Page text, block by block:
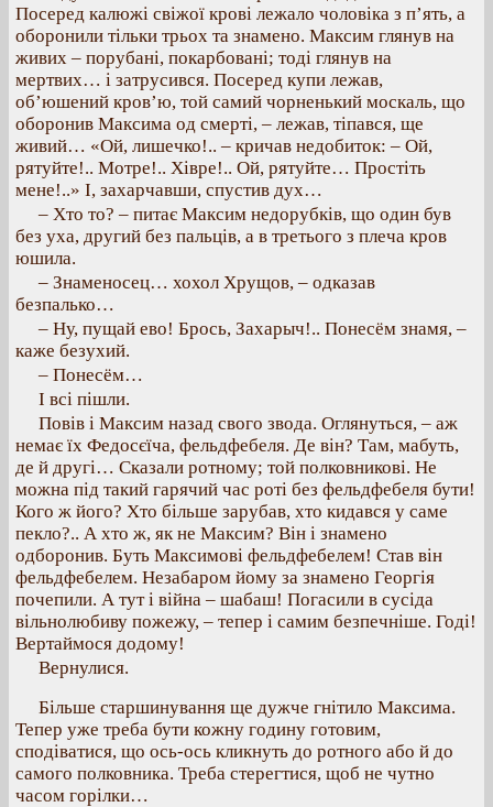
Посеред калюжі свіжої крові лежало чоловіка з п’ять, а
оборонили тільки трьох та знамено. Максим глянув на
живих – порубані, покарбовані; тоді глянув на
мертвих… і затрусився. Посеред купи лежав,
об’юшений кров’ю, той самий чорненький москаль, що
оборонив Максима од смерті, – лежав, тіпався, ще
живий… «Ой, лишечко!.. – кричав недобиток: – Ой,
рятуйте!.. Мотре!.. Хівре!.. Ой, рятуйте… Простіть
мене!..» І, захарчавши, спустив дух…
– Хто то? – питає Максим недорубків, що один був
без уха, другий без пальців, а в третього з плеча кров
юшила.
– Знаменосец… хохол Хрущов, – одказав
безпалько…
– Ну, пущай ево! Брось, Захарыч!.. Понесём знамя, –
каже безухий.
– Понесём…
І всі пішли.
Повів і Максим назад свого звода. Оглянуться, – аж
немає їх Федосєїча, фельдфебеля. Де він? Там, мабуть,
де й другі… Сказали ротному; той полковникові. Не
можна під такий гарячий час роті без фельдфебеля бути!
Кого ж його? Хто більше зарубав, хто кидався у саме
пекло?.. А хто ж, як не Максим? Він і знамено
одборонив. Буть Максимові фельдфебелем! Став він
фельдфебелем. Незабаром йому за знамено Георгія
почепили. А тут і війна – шабаш! Погасили в сусіда
вільнолюбиву пожежу, – тепер і самим безпечніше. Годі!
Вертаймося додому!
Вернулися.
Більше старшинування ще дужче гнітило Максима.
Тепер уже треба бути кожну годину готовим,
сподіватися, що ось-ось кликнуть до ротного або й до
самого полковника. Треба стерегтися, щоб не чутно
часом горілки…